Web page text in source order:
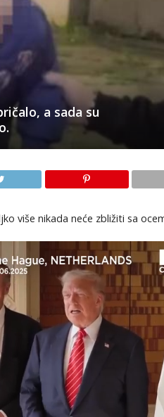
a sada su
više nikada neće zbližiti sa